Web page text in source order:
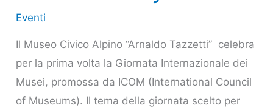
Eventi
Il Museo Civico Alpino “Arnaldo Tazzetti” celebra
per la prima volta la Giornata Internazionale dei
Musei, promossa da ICOM (International Council
of Museums). Il tema della giornata scelto per